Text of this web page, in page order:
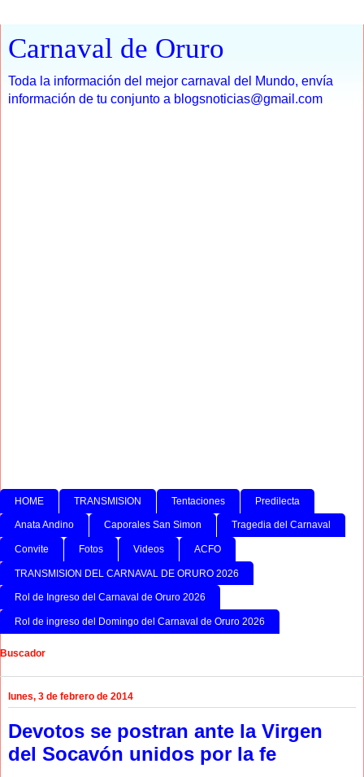
Carnaval de Oruro
Toda la información del mejor carnaval del Mundo, envía
información de tu conjunto a blogsnoticias@gmail.com
HOME TRANSMISION Tentaciones Predilecta
Anata Andino Caporales San Simon Tragedia del Carnaval
Convite Fotos Videos ACFO
TRANSMISION DEL CARNAVAL DE ORURO 2026
Rol de Ingreso del Carnaval de Oruro 2026
Rol de ingreso del Domingo del Carnaval de Oruro 2026
Buscador
lunes, 3 de febrero de 2014
Devotos se postran ante la Virgen
del Socavón unidos por la fe